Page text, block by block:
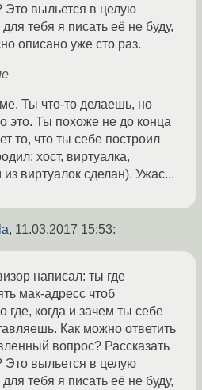
Это выльется в целую
тебя я писать её не буду,
описано уже сто раз.
Ты что-то делаешь, но
это. Ты похоже не до конца
то, что ты себе построил
хост, виртуалка,
виртуалок сделан). Ужас...
, 11.03.2017 15:53:
написал: ты где
мак-адресс чтоб
где, когда и зачем ты себе
Как можно ответить
вопрос? Рассказать
Это выльется в целую
тебя я писать её не буду,